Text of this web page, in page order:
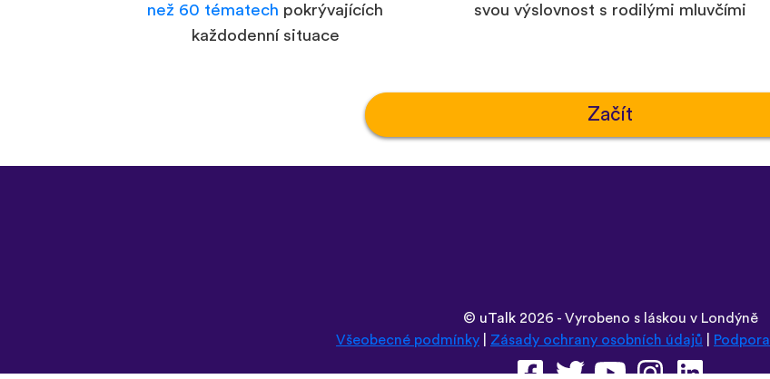
než 60 tématech pokrývajících
každodenní situace
svou výslovnost s rodilými mluvčími
Začít
© uTalk2026 - Vyrobeno s láskou v Londýně
Všeobecné podmínky
Zásady ochrany osobních údajů Podpora